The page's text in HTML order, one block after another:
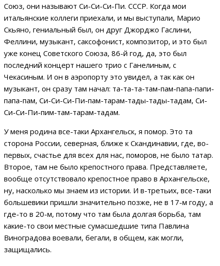
Союз, они называют Си-Си-Си-Пи. СССР. Когда мои
итальянские коллеги приехали, и мы выступали, Марио
Скьяно, гениальный был, он друг Джорджо Гаслини,
Феллини, музыкант, саксофонист, композитор, и это был
уже конец Советского Союза, 86-й год, да, это был
последний концерт нашего трио с Ганелиным, с
Чекасиным. И он в аэропорту это увидел, а так как он
музыкант, он сразу там начал: та-та-та-там-пам-папа-папи-
папа-пам, Си-Си-Си-Пи-пам-тарам-тады-тады-тадам, Си-
Си-Си-Пи-пим-там-тарам-тадам.
У меня родина все-таки Архангельск, я помор. Это та
сторона России, северная, ближе к Скандинавии, где, во-
первых, счастье для всех для нас, поморов, не было татар.
Второе, там не было крепостного права. Представляете,
вообще отсутствовало крепостное право в Архангельске,
ну, насколько мы знаем из истории. И в-третьих, все-таки
большевики пришли значительно позже, не в 17-м году, а
где-то в 20-м, потому что там была долгая борьба, там
какие-то свои местные сумасшедшие типа Павлина
Виноградова воевали, бегали, в общем, как могли,
защищались.